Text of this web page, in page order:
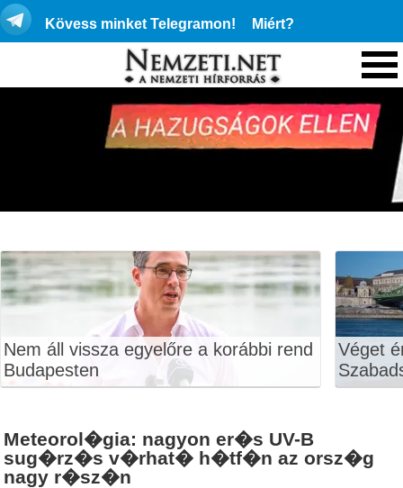
Kövess minket Telegramon! Miért?
Nem áll vissza egyelőre a korábbi rend
Budapesten
Véget
Meteorol�gia: nagyon er�s UV-B
sug�rz�s v�rhat� h�tf�n az orsz�g
nagy r�sz�n